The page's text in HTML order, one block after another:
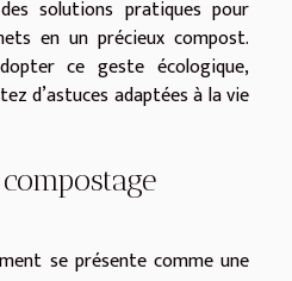
solutions pratiques pour
en un précieux compost.
ce geste écologique,
d’astuces adaptées à la vie
se présente comme une